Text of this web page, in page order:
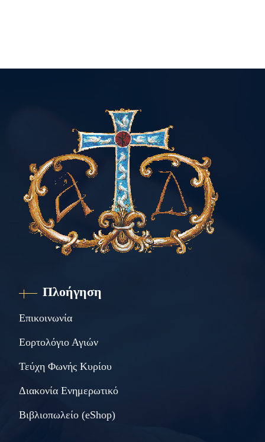
Πλοήγηση
Επικοινωνία
Εορτολόγιο Αγιών
Τεύχη Φωνής Κυρίου
Διακονία Ενημερωτικό
Βιβλιοπωλείο (eShop)